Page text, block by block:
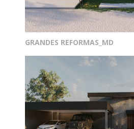
GRANDES REFORMAS_MD